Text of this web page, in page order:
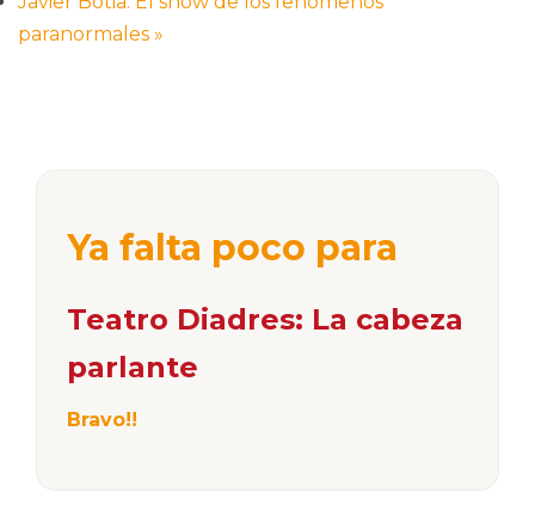
paranormales »
Ya falta poco para
Teatro Diadres: La cabeza
parlante
Bravo!!